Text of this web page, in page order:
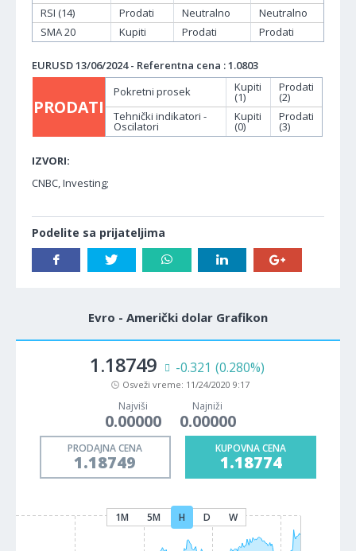
RSI (14)
Prodati Neutralno
Neutralno
SMA 20
Kupiti Prodati Prodati
EURUSD 13/06/2024 - Referentna cena : 1.0803
PRODATI
Pokretni prosek Kupiti
(1)
Prodati
(2)
Tehnički indikatori -
Oscilatori
Kupiti
(0)
Prodati
(3)
IZVORI:
CNBC, Investing;
Podelite sa prijateljima
Evro - Američki dolar Grafikon
1.18749 -0.321 (0.280%)
Osveži vreme: 11/24/2020 9:17
Najviši
0.00000
Najniži
0.00000
PRODAJNA CENA
1.18749
KUPOVNA CENA
1.18774
1M 5M H D W